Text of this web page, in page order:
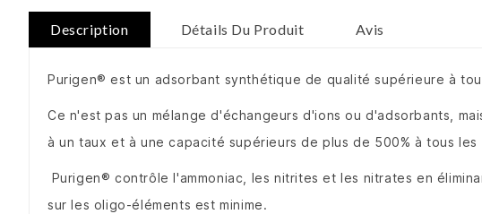
Description Détails Du Produit Avis
Purigen® est un adsorbant synthétique de qualité supérieure à
Ce n'est pas un mélange d'échangeurs d'ions ou d'adsorbants,
à un taux et à une capacité supérieurs de plus de 500% à tous
Purigen® contrôle l'ammoniac, les nitrites et les nitrates en
sur les oligo-éléments est minime.